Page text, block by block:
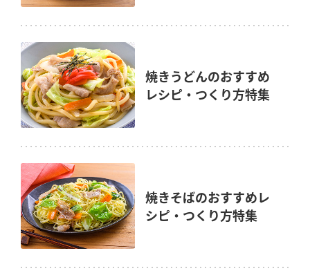
焼きうどんのおすすめ
レシピ・つくり方特集
焼きそばのおすすめレ
シピ・つくり方特集